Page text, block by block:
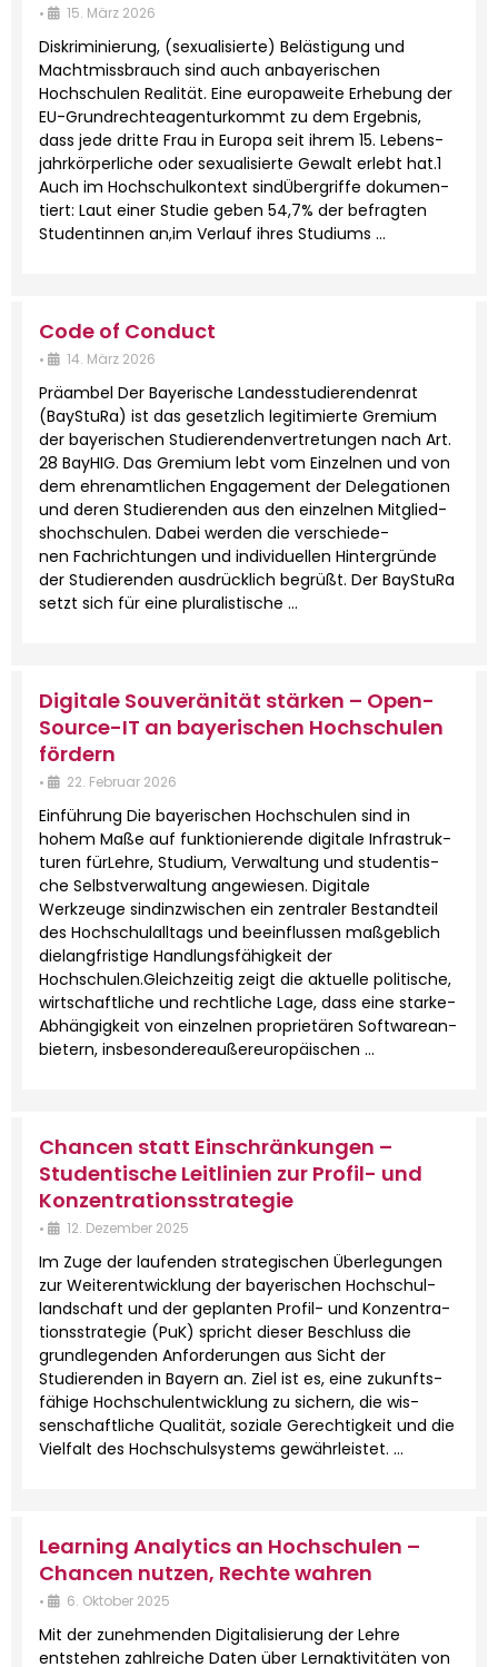
• 15. März 2026
Diskri­m­inierung, (sex­u­al­isierte) Beläs­ti­gung und
Macht­miss­brauch sind auch anbay­erischen
Hochschulen Real­ität. Eine europaweite Erhe­bung der
EU-Grun­­drechteagen­­turkommt zu dem Ergeb­nis,
dass jede dritte Frau in Europa seit ihrem 15. Leben­s­
jahrkör­per­liche oder sex­u­al­isierte Gewalt erlebt hat.1
Auch im Hochschulkon­text sindÜber­griffe doku­men­
tiert: Laut ein­er Studie geben 54,7% der befragten
Stu­dentin­nen an,im Ver­lauf ihres Studi­ums …
Code of Conduct
• 14. März 2026
Präam­bel Der Bay­erische Lan­desstudieren­den­rat
(BayStu­Ra) ist das geset­zlich legit­imierte Gremi­um
der bay­erischen Studieren­den­vertre­tun­gen nach Art.
28 Bay­HIG. Das Gremi­um lebt vom Einzel­nen und von
dem ehre­namtlichen Engage­ment der Del­e­ga­tio­nen
und deren Studieren­den aus den einzel­nen Mit­glied­
shochschulen. Dabei wer­den die ver­schiede­
nen Fachrich­tun­gen und indi­vidu­ellen Hin­ter­gründe
der Studieren­den aus­drück­lich begrüßt. Der BayStu­Ra
set­zt sich für eine plu­ral­is­tis­che …
Digitale Souveränität stärken – Open-
Source-IT an bayerischen Hochschulen
fördern
• 22. Feb­ru­ar 2026
Ein­führung Die bay­erischen Hochschulen sind in
hohem Maße auf funk­tion­ierende dig­i­tale Infra­struk­
turen für­Lehre, Studi­um, Ver­wal­tung und stu­den­tis­
che Selb­stver­wal­tung angewiesen. Dig­i­tale
Werkzeuge sindinzwis­chen ein zen­traler Bestandteil
des Hochschu­lall­t­ags und bee­in­flussen maßge­blich
dielangfristige Hand­lungs­fähigkeit der
Hochschulen.Gle­ichzeit­ig zeigt die aktuelle poli­tis­che,
wirtschaftliche und rechtliche Lage, dass eine starke­
Ab­hängigkeit von einzel­nen pro­pri­etären Soft­ware­an­
bi­etern, ins­beson­dereaußereu­ropäis­chen …
Chancen statt Einschränkungen –
Studentische Leitlinien zur Profil- und
Konzentrationsstrategie
• 12. Dezem­ber 2025
Im Zuge der laufend­en strate­gis­chen Über­legun­gen
zur Weit­er­en­twick­lung der bay­erischen Hochschul­
land­schaft und der geplanten Pro­­fil- und Konzen­tra­
tionsstrate­gie (PuK) spricht dieser Beschluss die
grundle­gen­den Anforderun­gen aus Sicht der
Studieren­den in Bay­ern an. Ziel ist es, eine zukun­fts­
fähige Hochschu­len­twick­lung zu sich­ern, die wis­
senschaftliche Qual­ität, soziale Gerechtigkeit und die
Vielfalt des Hochschul­sys­tems gewährleis­tet. …
Learning Analytics an Hochschulen –
Chancen nutzen, Rechte wahren
• 6. Okto­ber 2025
Mit der zunehmenden Dig­i­tal­isierung der Lehre
entste­hen zahlre­iche Dat­en über Ler­nak­tiv­itäten von